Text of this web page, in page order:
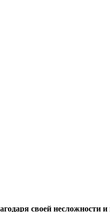
своей несложности